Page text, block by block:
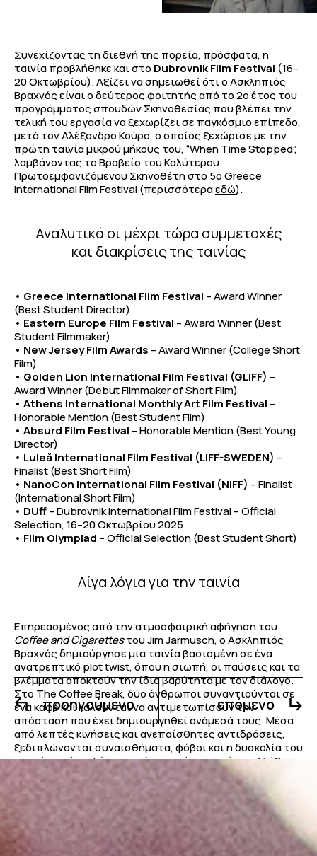
Συνεχίζοντας τη διεθνή της πορεία, πρόσφατα, η
ταινία προβλήθηκε και στο Dubrovnik Film Festival (16–
20 Οκτωβρίου). Αξίζει να σημειωθεί ότι ο Ασκληπιός
Βραχνός είναι ο δεύτερος φοιτητής από το 2ο έτος του
προγράμματος σπουδών Σκηνοθεσίας που βλέπει την
τελική του εργασία να ξεχωρίζει σε παγκόσμιο επίπεδο,
μετά τον Αλέξανδρο Κούρο, ο οποίος ξεχώρισε με την
πρώτη ταινία μικρού μήκους του, “When Time Stopped”,
λαμβάνοντας το Βραβείο του Καλύτερου
Πρωτοεμφανιζόμενου Σκηνοθέτη στο 5ο Greece
International Film Festival (περισσότεραεδώ).
Αναλυτικά οι μέχρι τώρα συμμετοχές
και διακρίσεις της ταινίας
• Greece International Film Festival – Award Winner
(Best Student Director)
• Eastern Europe Film Festival – Award Winner (Best
Student Filmmaker)
• New Jersey Film Awards – Award Winner (College Short
Film)
• Golden Lion International Film Festival (GLIFF) –
Award Winner (Debut Filmmaker of Short Film)
• Athens International Monthly Art Film Festival –
Honorable Mention (Best Student Film)
• Absurd Film Festival – Honorable Mention (Best Young
Director)
• Luleå International Film Festival (LIFF-SWEDEN) –
Finalist (Best Short Film)
• NanoCon International Film Festival (NIFF) – Finalist
(International Short Film)
• DUff– Dubrovnik International Film Festival – Official
Selection, 16–20 Οκτωβρίου 2025
• Film Olympiad –Official Selection (Best Student Short)
Λίγα λόγια για την ταινία
Επηρεασμένος από την ατμοσφαιρική αφήγηση του
Coffee and Cigarettesτου Jim Jarmusch, ο Ασκληπιός
Βραχνός δημιούργησε μια ταινία βασισμένη σε ένα
ανατρεπτικό plot twist, όπου η σιωπή, οι παύσεις και τα
βλέμματα αποκτούν την ίδια βαρύτητα με τον διάλογο.
Στο The Coffee Break, δύο άνθρωποι συναντιούνται σε
ένα καφέ και καλούνται να αντιμετωπίσουν την
απόσταση που έχει δημιουργηθεί ανάμεσά τους. Μέσα
από λεπτές κινήσεις και ανεπαίσθητες αντιδράσεις,
ξεδιπλώνονται συναισθήματα, φόβοι και η δυσκολία του
να μείνεις ή να φύγεις από μια σχέση που έχει αλλάξει.
Το φιλμ κορυφώνεται με ένα αιφνιδιαστικό, αινιγματικό
τέλος, αφήνοντας τον θεατή να αναλογιστεί τα όρια της
πραγματικότητας και της ανθρώπινης επαφής.
Εκπαίδευση με αντίκτυπο
προηγούμενο επόμενο